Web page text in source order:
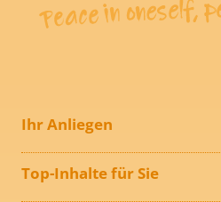
Ihr Anliegen
Top-Inhalte für Sie